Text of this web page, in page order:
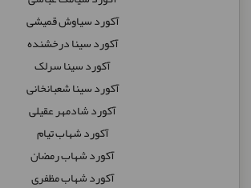
آکورد سیاوش قمیشی
آکورد سینا درخشنده
آکورد سینا سرلک
آکورد سینا شعبانخانی
آکورد شادمهر عقیلی
آکورد شهاب تیام
آکورد شهاب رمضان
آکورد شهاب مظفری